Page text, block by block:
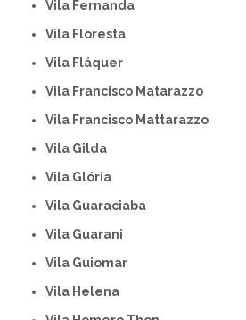
Vila Fernanda
Vila Floresta
Vila Fláquer
Vila Francisco Matarazzo
Vila Francisco Mattarazzo
Vila Gilda
Vila Glória
Vila Guaraciaba
Vila Guarani
Vila Guiomar
Vila Helena